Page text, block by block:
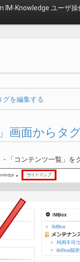
IM-Knowledge ユーザ
グを編集する
画面からタ
- 「コンテンツ一覧」